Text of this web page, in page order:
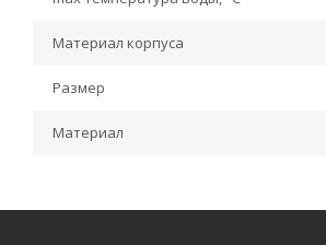
Материал корпуса
Размер
Материал